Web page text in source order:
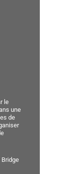
le
une
de